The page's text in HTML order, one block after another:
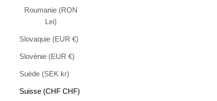
Roumanie (RON
Lei)
Slovaquie (EUR €)
Slovénie (EUR €)
Suède (SEK kr)
Suisse (CHF CHF)